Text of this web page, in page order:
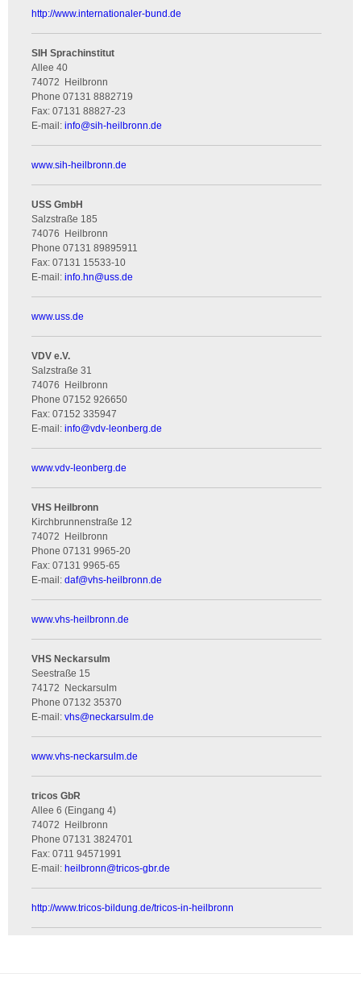
http://www.internationaler-bund.de
SIH Sprachinstitut
Allee 40
74072
Heilbronn
Phone 07131 8882719
Fax: 07131 88827-23
E-mail: info@sih-heilbronn.de
www.sih-heilbronn.de
USS GmbH
Salzstraße 185
74076
Heilbronn
Phone 07131 89895911
Fax: 07131 15533-10
E-mail: info.hn@uss.de
www.uss.de
VDV e.V.
Salzstraße 31
74076
Heilbronn
Phone 07152 926650
Fax: 07152 335947
E-mail: info@vdv-leonberg.de
www.vdv-leonberg.de
VHS Heilbronn
Kirchbrunnenstraße 12
74072
Heilbronn
Phone 07131 9965-20
Fax: 07131 9965-65
E-mail: daf@vhs-heilbronn.de
www.vhs-heilbronn.de
VHS Neckarsulm
Seestraße 15
74172
Neckarsulm
Phone 07132 35370
E-mail: vhs@neckarsulm.de
www.vhs-neckarsulm.de
tricos GbR
Allee 6 (Eingang 4)
74072
Heilbronn
Phone 07131 3824701
Fax: 0711 94571991
E-mail: heilbronn@tricos-gbr.de
http://www.tricos-bildung.de/tricos-in-heilbronn